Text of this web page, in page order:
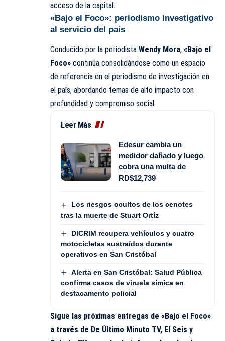
acceso de la capital.
«Bajo el Foco»: periodismo investigativo
al servicio del país
Conducido por la periodista Wendy Mora, «Bajo el
Foco» continúa consolidándose como un espacio
de referencia en el periodismo de investigación en
el país, abordando temas de alto impacto con
profundidad y compromiso social.
Leer Más
Edesur cambia un
medidor dañado y luego
cobra una multa de
RD$12,739
Los riesgos ocultos de los cenotes
tras la muerte de Stuart Ortíz
DICRIM recupera vehículos y cuatro
motocicletas sustraídos durante
operativos en San Cristóbal
Alerta en San Cristóbal: Salud Pública
confirma casos de viruela símica en
destacamento policial
Sigue las próximas entregas de «Bajo el Foco»
a través de De Último Minuto TV, El Seis y